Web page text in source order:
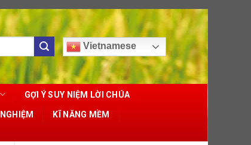
Vietnamese
GỢI Ý SUY NIỆM LỜI CHÚA
KĨ NĂNG MỀM